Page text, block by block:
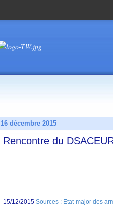
16 décembre 2015
Rencontre du
15/12/2015 Sources : Etat-major des